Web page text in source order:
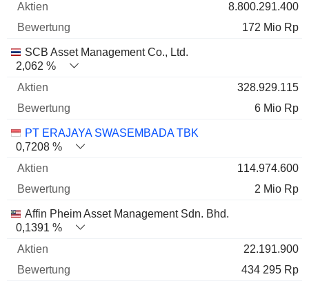
8.800.291.400
172 Mio Rp
SCB Asset Management Co., Ltd.
2,062 %
328.929.115
6 Mio Rp
PT ERAJAYA SWASEMBADA TBK
0,7208 %
114.974.600
2 Mio Rp
Affin Pheim Asset Management Sdn. Bhd.
0,1391 %
22.191.900
434 295 Rp